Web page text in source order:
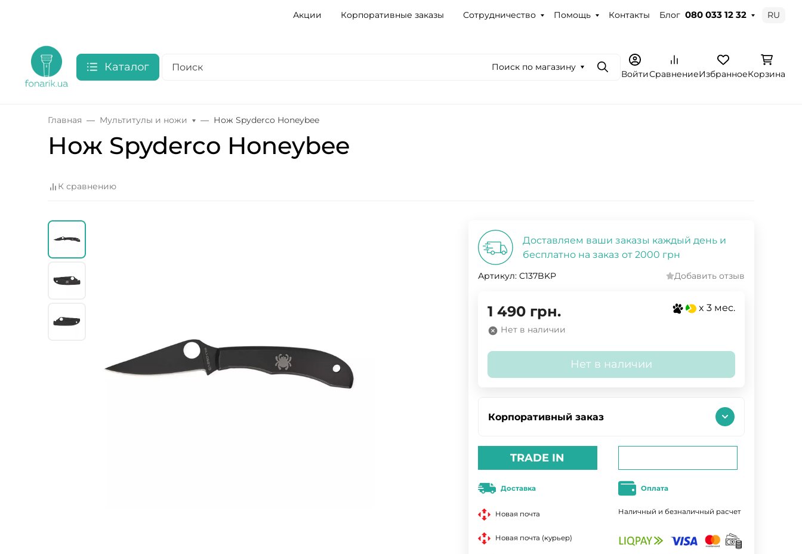
Акции Корпоративные заказы Сотрудничество Помощь Контакты Блог 080 033 12 32 RU
Каталог Поиск по магазину
ПоискВойтиСравнениеИзбранноеКорзина
Главная Мультитулы и ножи Нож Spyderco Honeybee
Нож Spyderco Honeybee
К сравнению
Доставляем ваши заказы каждый день и
бесплатно на заказ от 2000 грн
Артикул: C137BKP Добавить отзыв
1 490 грн. x 3 мес.
Нет в наличии
Нет в наличии
Корпоративный заказ
TRADE IN
Доставка
Новая почта
Новая почта (курьер)
Оплата
Наличный и безналичный расчет